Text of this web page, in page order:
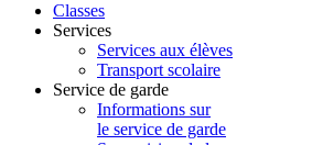
Classes
Services
Services aux élèves
Transport scolaire
Service de garde
Informations sur
le service de garde